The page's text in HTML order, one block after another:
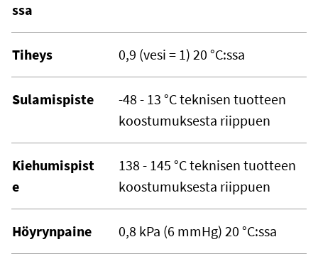
ssa
Tiheys 0,9 (vesi = 1) 20 °C:ssa
Sulamispiste
-48 - 13 °C teknisen tuotteen
koostumuksesta riippuen
Kiehumispist
e
138 - 145 °C teknisen tuotteen
koostumuksesta riippuen
Höyrynpaine 0,8 kPa (6 mmHg) 20 °C:ssa